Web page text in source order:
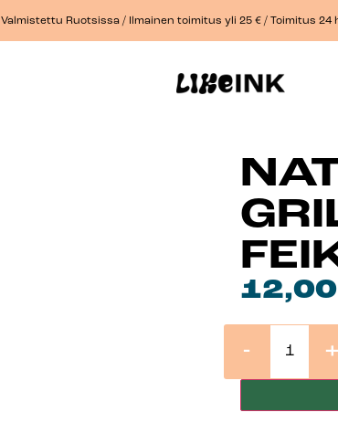
Valmistettu Ruotsissa / Ilmainen toimitus yli 25 € / Toimitus 24
12,00
- +